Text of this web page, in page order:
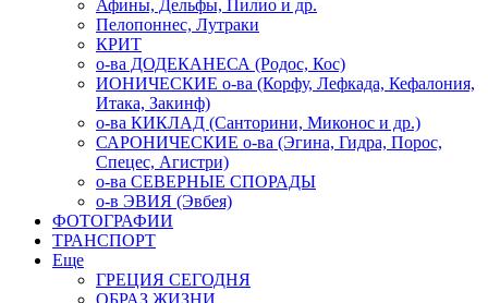
Афины, Дельфы, Пилио и др.
Пелопоннес, Лутраки
КРИТ
о-ва ДОДЕКАНЕСА (Родос, Кос)
ИОНИЧЕСКИЕ о-ва (Корфу, Лефкада, Кефалония,
Итака, Закинф)
о-ва КИКЛАД (Санторини, Миконос и др.)
САРОНИЧЕСКИЕ о-ва (Эгина, Гидра, Порос,
Спецес, Агистри)
о-ва СЕВЕРНЫЕ СПОРАДЫ
о-в ЭВИЯ (Эвбея)
ФОТОГРАФИИ
ТРАНСПОРТ
Еще
ГРЕЦИЯ СЕГОДНЯ
ОБРАЗ ЖИЗНИ